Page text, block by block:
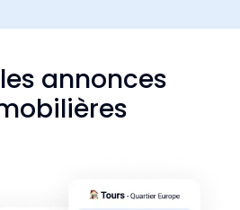
annonces